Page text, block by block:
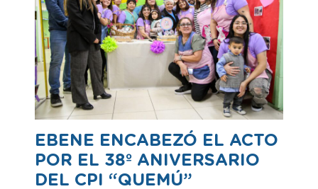
EBENE ENCABEZÓ EL ACTO
POR EL 38º ANIVERSARIO
DEL CPI “QUEMÚ”